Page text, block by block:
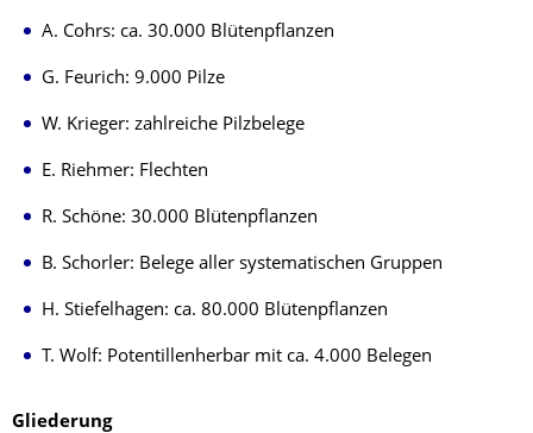
A. Cohrs: ca. 30.000 Blütenpflanzen
G. Feurich: 9.000 Pilze
W. Krieger: zahlreiche Pilzbelege
E. Riehmer: Flechten
R. Schöne: 30.000 Blütenpflanzen
B. Schorler: Belege aller systematischen Gruppen
H. Stiefelhagen: ca. 80.000 Blütenpflanzen
T. Wolf: Potentillenherbar mit ca. 4.000 Belegen
Gliederung